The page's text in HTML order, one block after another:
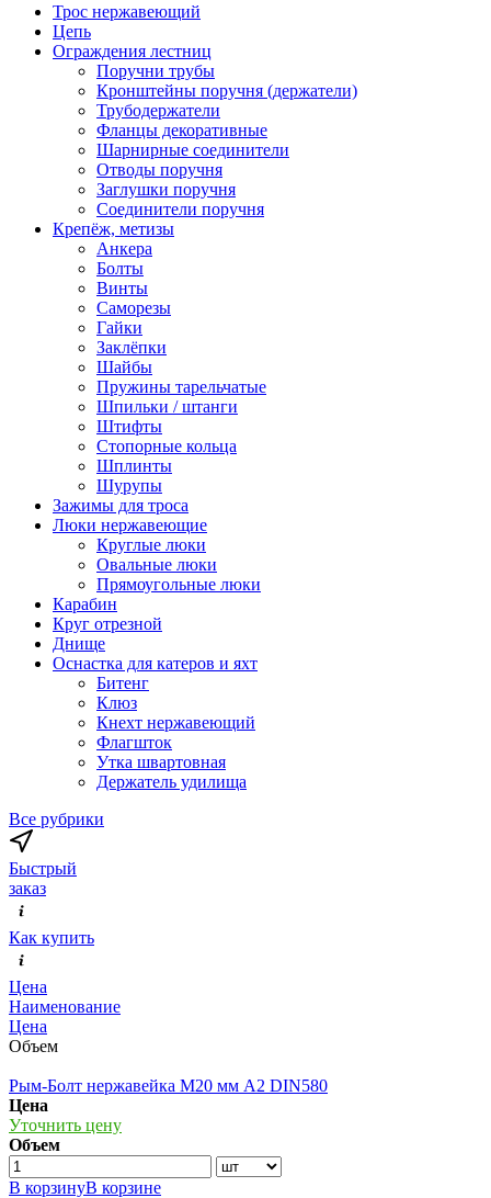
Трос нержавеющий
Цепь
Ограждения лестниц
Поручни трубы
Кронштейны поручня (держатели)
Трубодержатели
Фланцы декоративные
Шарнирные соединители
Отводы поручня
Заглушки поручня
Соединители поручня
Крепёж, метизы
Анкера
Болты
Винты
Саморезы
Гайки
Заклёпки
Шайбы
Пружины тарельчатые
Шпильки / штанги
Штифты
Стопорные кольца
Шплинты
Шурупы
Зажимы для троса
Люки нержавеющие
Круглые люки
Овальные люки
Прямоугольные люки
Карабин
Круг отрезной
Днище
Оснастка для катеров и яхт
Битенг
Клюз
Кнехт нержавеющий
Флагшток
Утка швартовная
Держатель удилища
Все рубрики
Быстрый
заказ
Как купить
Цена
Наименование
Цена
Объем
Рым-Болт нержавейка М20 мм А2 DIN580
Цена
Уточнить цену
Объем
В корзинуВ корзине